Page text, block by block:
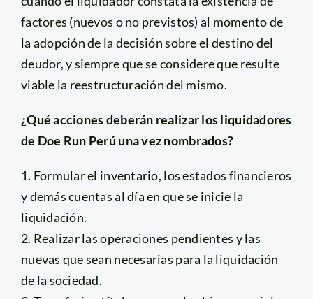
factores (nuevos o no previstos) al momento de
la adopción de la decisión sobre el destino del
deudor, y siempre que se considere que resulte
viable la reestructuración del mismo.
¿Qué acciones deberán realizar los liquidadores
de Doe Run Perú una vez nombrados?
1. Formular el inventario, los estados financieros
y demás cuentas al día en que se inicie la
liquidación.
2. Realizar las operaciones pendientes y las
nuevas que sean necesarias para la liquidación
de la sociedad.